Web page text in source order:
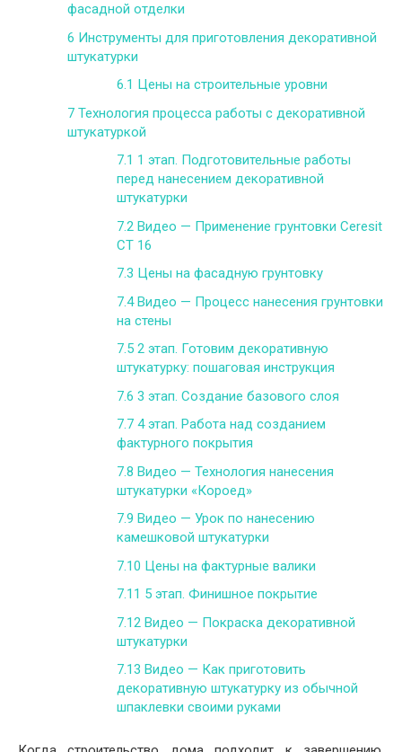
фасадной отделки
6 Инструменты для приготовления декоративной
штукатурки
6.1 Цены на строительные уровни
7 Технология процесса работы с декоративной
штукатуркой
7.1 1 этап. Подготовительные работы
перед нанесением декоративной
штукатурки
7.2 Видео — Применение грунтовки Ceresit
CT 16
7.3 Цены на фасадную грунтовку
7.4Видео — Процесс нанесения грунтовки
на стены
7.5 2 этап. Готовим декоративную
штукатурку: пошаговая инструкция
7.6 3 этап. Создание базового слоя
7.7 4 этап. Работа над созданием
фактурного покрытия
7.8 Видео — Технология нанесения
штукатурки «Короед»
7.9 Видео — Урок по нанесению
камешковой штукатурки
7.10 Цены на фактурные валики
7.11 5 этап. Финишное покрытие
7.12 Видео — Покраска декоративной
штукатурки
7.13 Видео — Как приготовить
декоративную штукатурку из обычной
шпаклевки своими руками